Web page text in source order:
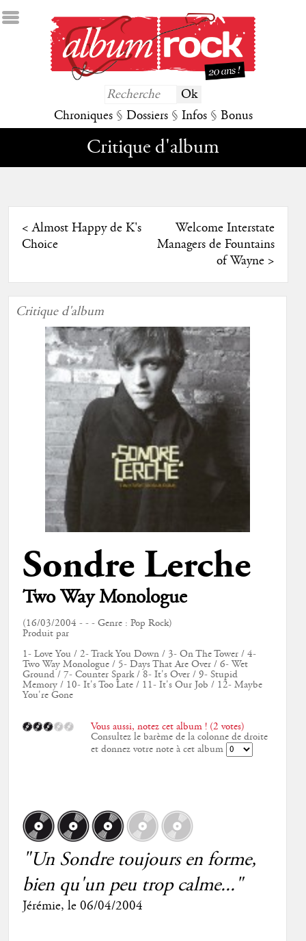
Chroniques § Dossiers § Infos § Bonus
Critique d'album
<Almost Happy de K's
Choice
Welcome Interstate
Managers de Fountains
of Wayne>
Critique d'album
Sondre Lerche
Two Way Monologue
(16/03/2004 - - - Genre : Pop Rock)
Produit par
1- Love You / 2- Track You Down / 3- On The Tower / 4-
Two Way Monologue / 5- Days That Are Over / 6- Wet
Ground / 7- Counter Spark / 8- It's Over / 9- Stupid
Memory / 10- It's Too Late / 11- It's Our Job / 12- Maybe
You're Gone
Vous aussi, notez cet album ! (2 votes)
Consultez le barème de la colonne de droite
et donnez votre note à cet album
"Un Sondre toujours en forme,
bien qu'un peu trop calme..."
Jérémie, le 06/04/2004